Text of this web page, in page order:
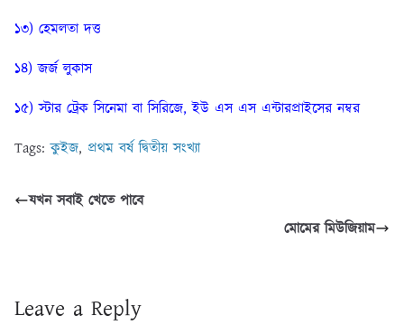
১৩) হেমলতা দত্ত
১৪) জর্জ লুকাস
১৫) স্টার ট্রেক সিনেমা বা সিরিজে, ইউ এস এস এন্টারপ্রাইসের নম্বর
Tags:কুইজ, প্রথম বর্ষ দ্বিতীয় সংখ্যা
যখন সবাই খেতে পাবে
মোমের মিউজিয়াম
Leave a Reply